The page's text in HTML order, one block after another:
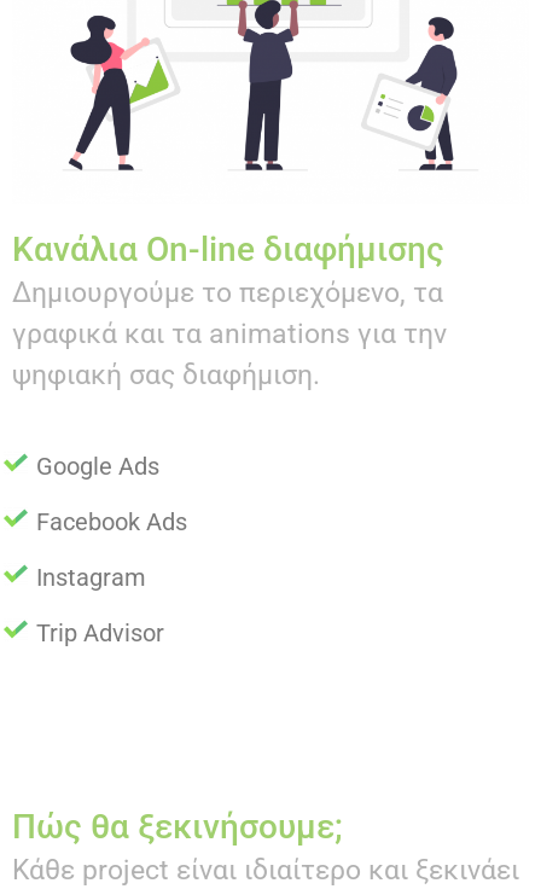
Κανάλια On-line διαφήμισης
Δημιουργούμε το περιεχόμενο, τα
γραφικά και τα animations για την
ψηφιακή σας διαφήμιση.
Google Ads
Facebook Ads
Instagram
Trip Advisor
Πώς θα ξεκινήσουμε;
Κάθε project είναι ιδιαίτερο και ξεκινάει